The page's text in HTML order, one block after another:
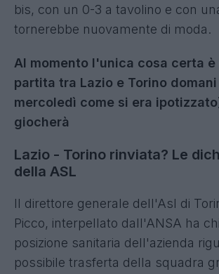
bis, con un 0-3 a tavolino e con
tornerebbe nuovamente di moda.
Al momento l'unica cosa certa è
partita tra Lazio e Torino
mercoledì come si era
giocherà
Lazio - Torino rinviata? Le
della ASL
Il direttore generale dell'Asl di
Picco, interpellato dall'ANSA ha
posizione sanitaria dell'azienda
possibile trasferta della squadra